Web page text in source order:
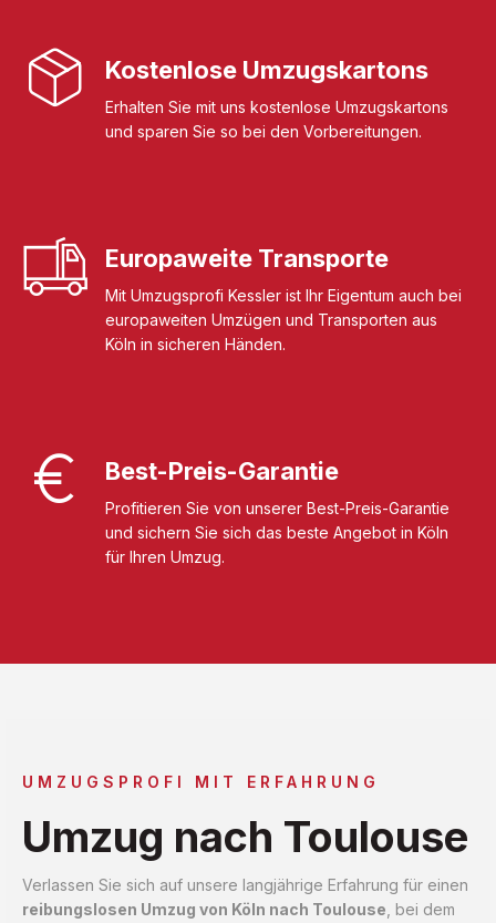
Kostenlose Umzugskartons
Erhalten Sie mit uns kostenlose Umzugskartons
und sparen Sie so bei den Vorbereitungen.
Europaweite Transporte
Mit Umzugsprofi Kessler ist Ihr Eigentum auch bei
europaweiten Umzügen und Transporten aus
Köln in sicheren Händen.
Best-Preis-Garantie
Profitieren Sie von unserer Best-Preis-Garantie
und sichern Sie sich das beste Angebot in Köln
für Ihren Umzug.
UMZUGSPROFI MIT ERFAHRUNG
Umzug nach Toulouse
Verlassen Sie sich auf unsere langjährige Erfahrung für einen
reibungslosen Umzug von Köln nach Toulouse , bei dem